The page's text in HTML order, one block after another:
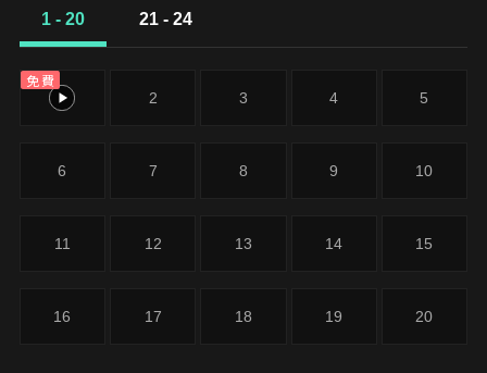
的她果斷退婚，還將曾經背叛她的閨蜜狠狠教訓。同
前世的過錯，追回宋點心。面對宋點心的仇恨和疏
離，沈慕司默默守護在宋點心身邊，與她聯手調查前
1 - 20 21 - 24
免費
1 2 3 4 5
6 7 8 9 10
11 12 13 14 15
16 17 18 19 20